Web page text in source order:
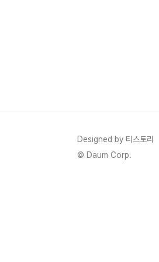
Designed by 티스토리
© Daum Corp.